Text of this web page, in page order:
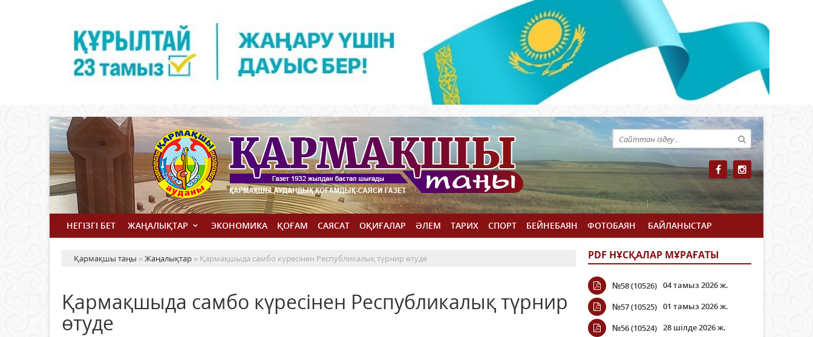
НЕГІЗГІ БЕТ ЖАҢАЛЫҚТАР ЭКОНОМИКА ҚОҒАМ САЯСАТ ОҚИҒАЛАР ӘЛЕМ ТАРИХ СПОРТ БЕЙНЕБАЯН ФОТОБАЯН БАЙЛАНЫСТАР
Қармақшы таңы »Жаңалықтар » Қармақшыда самбо күресінен Республикалық түрнир өтуде
Қармақшыда самбо күресінен Республикалық түрнир
өтуде
PDF НҰСҚАЛАР МҰРАҒАТЫ
№58 (10526) 04 тамыз 2026 ж.
№57 (10525) 01 тамыз 2026 ж.
№56 (10524) 28 шілде 2026 ж.